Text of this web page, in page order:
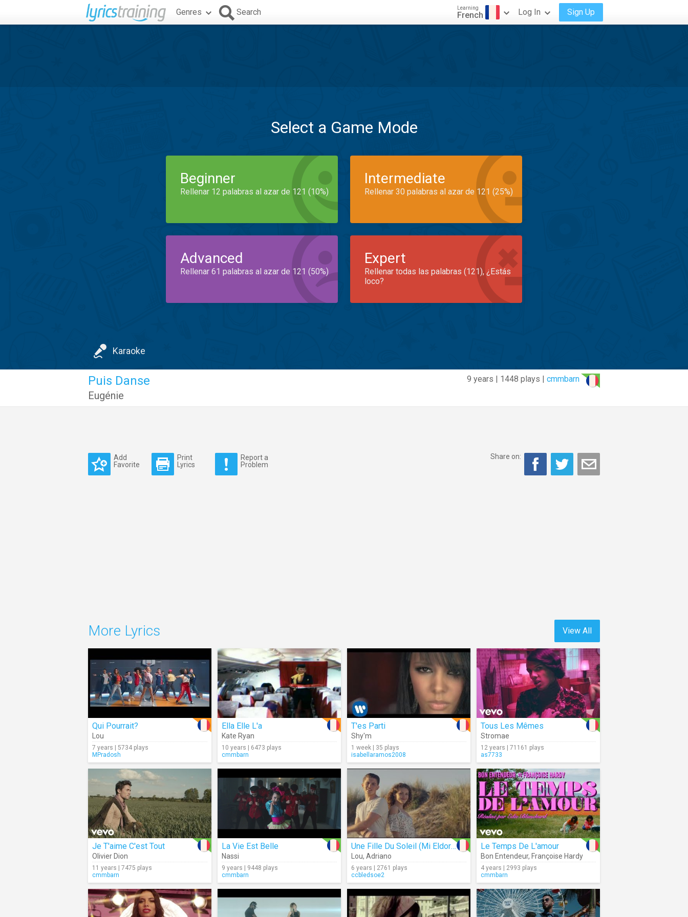
Genres Search Learning
French Log In Sign Up
Select a Game Mode
Beginner
Rellenar 12 palabras al azar de 121 (10%)
Intermediate
Rellenar 30 palabras al azar de 121 (25%)
Advanced
Rellenar 61 palabras al azar de 121 (50%)
Expert
Rellenar todas las palabras (121), ¿Estás
loco?
Karaoke
9 years | 1448 plays | cmmbarn
Puis Danse
Eugénie
Add
Favorite
Print
Lyrics
Report a
Problem
Share on:
View All
More Lyrics
Qui Pourrait?
Lou
7 years | 5734 plays
MPradosh
Ella Elle L'a
Kate Ryan
10 years | 6473 plays
cmmbarn
T'es Parti
Shy'm
1 week | 35 plays
isabellaramos2008
Tous Les Mêmes
Stromae
12 years | 71161 plays
as7733
Je T'aime C'est Tout
Olivier Dion
11 years | 7475 plays
cmmbarn
La Vie Est Belle
Nassi
9 years | 9448 plays
cmmbarn
Une Fille Du Soleil (Mi Eldorado)
Lou, Adriano
6 years | 2761 plays
ccbledsoe2
Le Temps De L'amour
Bon Entendeur, Françoise Hardy
4 years | 2993 plays
cmmbarn